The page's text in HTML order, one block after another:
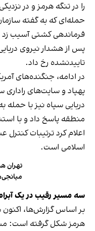
را در تنگه هرمز و در
حمله‌ای که به گفته
فرماندهی کشتی آسیب زد
پس از هشدار نیروی
تاییدنشده رخ داد.
پهپاد و سایت‌های راداری
دریایی سپاه نیز با حمله
اعلام کرد ترتیبات کنترل
اسلامی است.
تهران
سه مسیر رقیب در یک
بر اساس گزارش‌ها،
هرمز شکل گرفته است: